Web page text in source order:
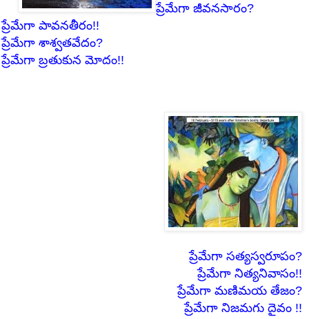
ప్రేమేగా జీవనసారం?
ప్రేమేగా పావనతీరం!!
ప్రేమేగా శాశ్వతవేదం?
ప్రేమేగా బ్రతుకున మోదం!!
ప్రేమేగా సత్యస్వరూపం?
ప్రేమేగా నిత్యనివాసం!!
ప్రేమేగా మణిమయ తేజం?
ప్రేమేగా నిజమగు దైవం !!